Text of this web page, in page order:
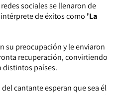
sociales se llenaron de
de éxitos como 'La
su preocupación y le enviaron
recuperación, convirtiendo
distintos países.
cantante esperan que sea él